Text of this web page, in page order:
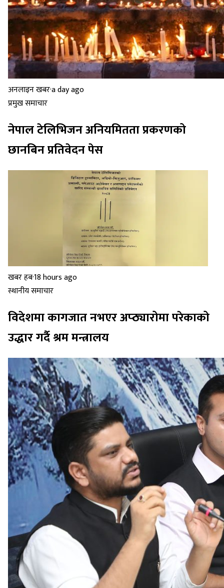
अनलाइन खबर·a day ago
प्रमुख समाचार
नेपाल टेलिभिजन अनियमितता प्रकरणको
छानबिन प्रतिवेदन पेस
खबर हब·18 hours ago
स्थानीय समाचार
विदेशमा कागजात नभएर अप्ठ्यारोमा परेकाको
उद्धार गर्दै श्रम मन्त्रालय